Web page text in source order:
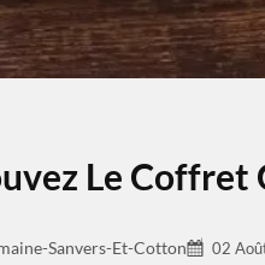
Le Coffret
Sanvers-Et-Cotton 02